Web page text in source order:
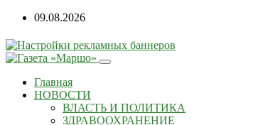
09.08.2026
Главная
НОВОСТИ
ВЛАСТЬ И ПОЛИТИКА
ЗДРАВООХРАНЕНИЕ